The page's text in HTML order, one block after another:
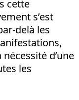
cette
s’est
delà les
d’une
les